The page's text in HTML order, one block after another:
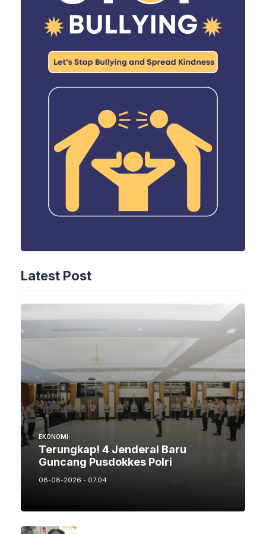
Latest Post
EKONOMI
Terungkap! 4 Jenderal Baru
Guncang Pusdokkes Polri
08-08-2026 - 07.04